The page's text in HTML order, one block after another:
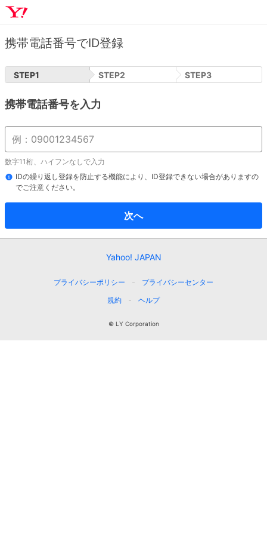
携帯電話番号でID登録
STEP1 STEP2 STEP3
携帯電話番号を入力
数字11桁、ハイフンなしで入力
IDの繰り返し登録を防止する機能により、ID登録できない場合がありますの
でご注意ください。
次へ
Yahoo! JAPAN
プライバシーポリシー
プライバシーセンター
規約
ヘルプ
© LY Corporation